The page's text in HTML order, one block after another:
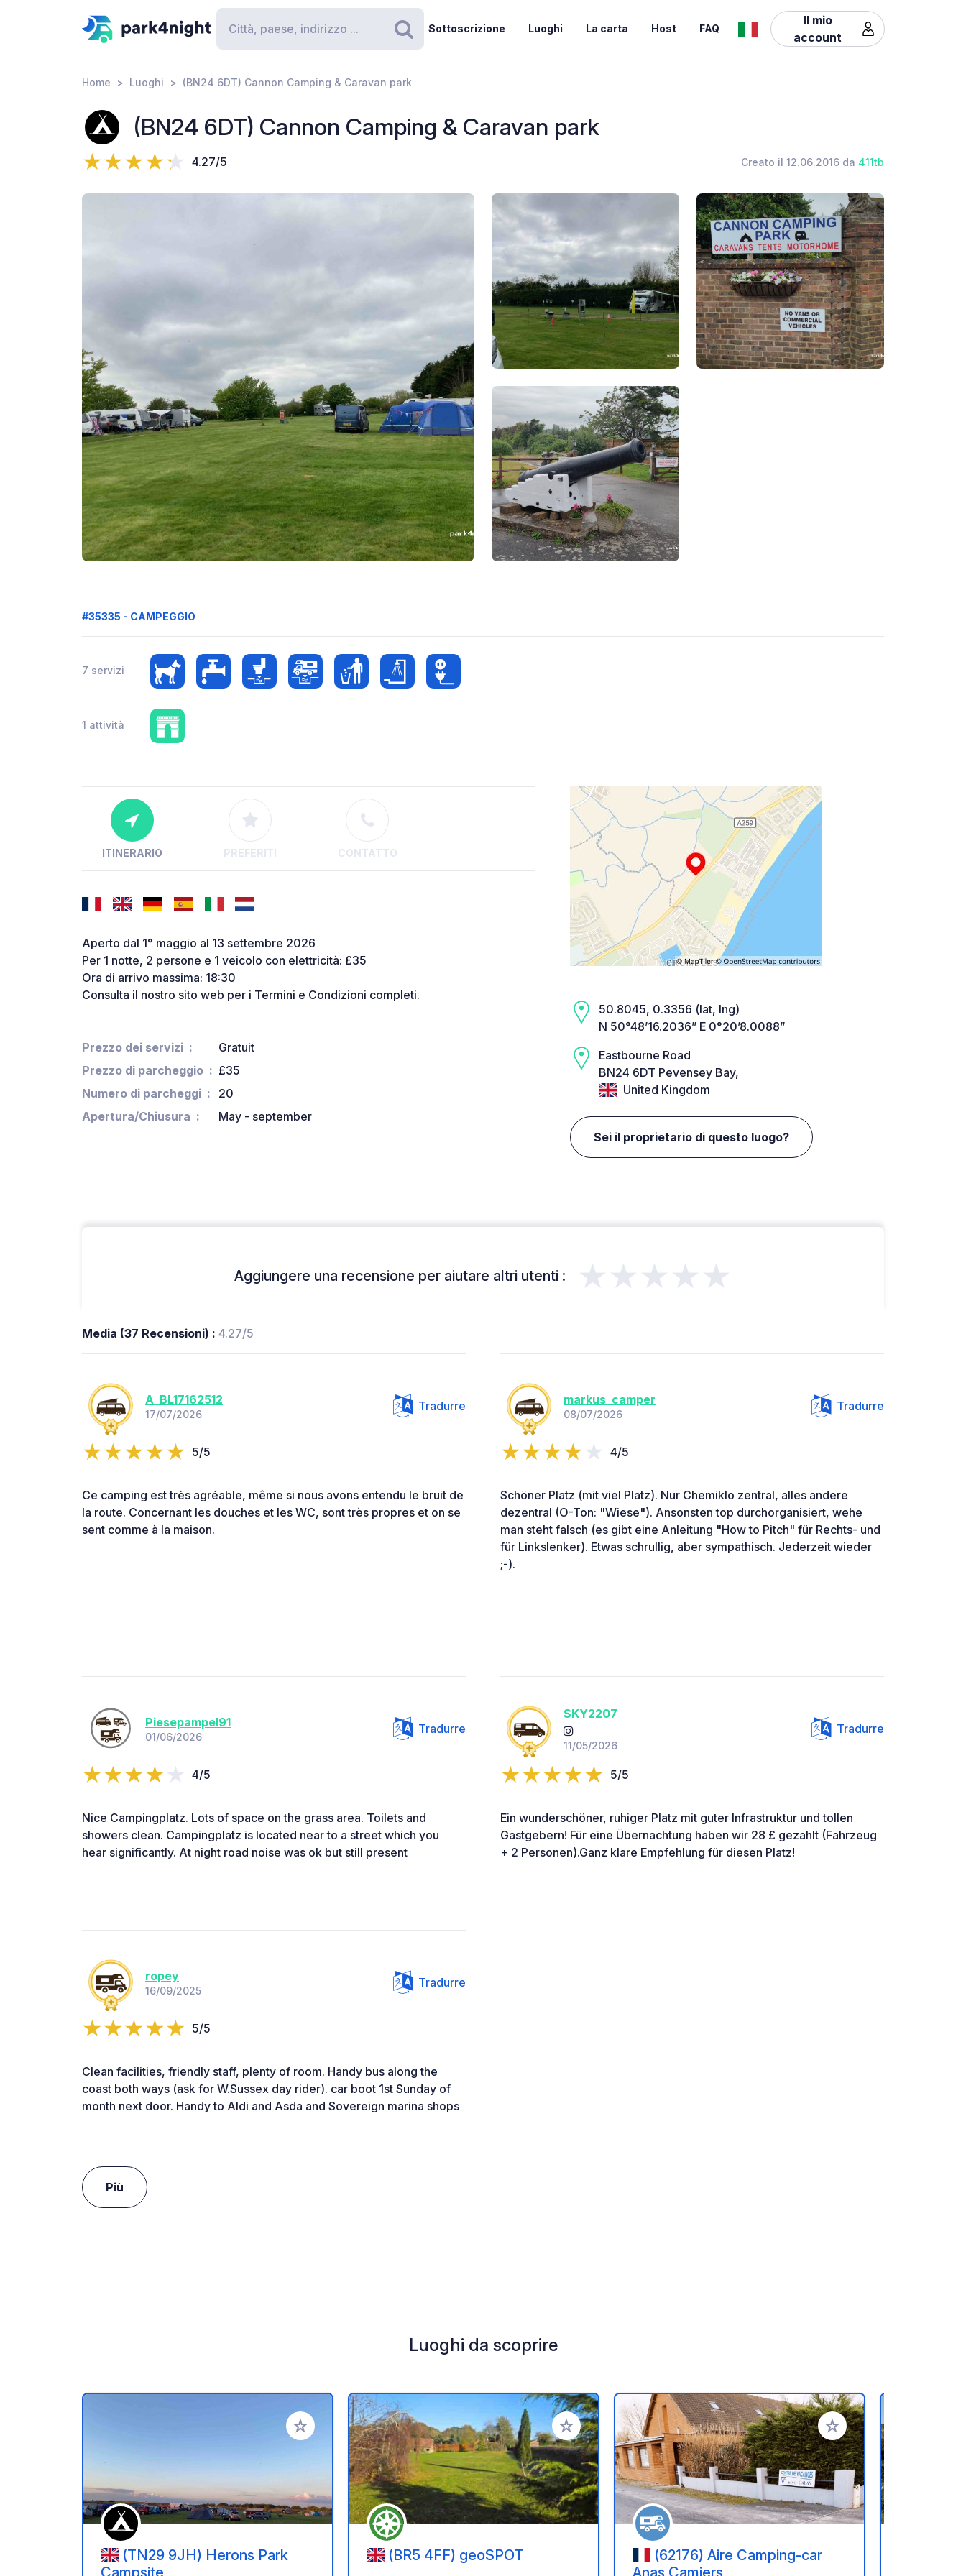
Ricerca
Sottoscrizione Luoghi La carta Host FAQ
Il mio
account
Home Luoghi (BN24 6DT) Cannon Camping & Caravan park
(BN24 6DT) Cannon Camping & Caravan park
4.27/5 Creato il 12.06.2016 da 411tb
#35335 - CAMPEGGIO
7 servizi
1 attività
ITINERARIO PREFERITI CONTATTO
Aperto dal 1° maggio al 13 settembre 2026
Per 1 notte, 2 persone e 1 veicolo con elettricità: £35
Ora di arrivo massima: 18:30
Consulta il nostro sito web per i Termini e Condizioni completi.
Prezzo dei servizi
Gratuit
Prezzo di parcheggio
£35
Numero di parcheggi
20
Apertura/Chiusura
May - september
50.8045, 0.3356 (lat, lng)
N 50°48’16.2036” E 0°20’8.0088”
Eastbourne Road
BN24 6DT Pevensey Bay,
United Kingdom
Sei il proprietario di questo luogo?
Aggiungere una recensione per aiutare altri utenti : ★★★★★
Media (37 Recensioni) : 4.27/5
A_BL17162512
17/07/2026
Tradurre
5/5
Ce camping est très agréable, même si nous avons entendu le bruit de
la route. Concernant les douches et les WC, sont très propres et on se
sent comme à la maison.
markus_camper
08/07/2026
Tradurre
4/5
Schöner Platz (mit viel Platz). Nur Chemiklo zentral, alles andere
dezentral (O-Ton: "Wiese"). Ansonsten top durchorganisiert, wehe
man steht falsch (es gibt eine Anleitung "How to Pitch" für Rechts- und
für Linkslenker). Etwas schrullig, aber sympathisch. Jederzeit wieder
;-).
Piesepampel91
01/06/2026
Tradurre
4/5
Nice Campingplatz. Lots of space on the grass area. Toilets and
showers clean. Campingplatz is located near to a street which you
hear significantly. At night road noise was ok but still present
SKY2207
11/05/2026
Tradurre
5/5
Ein wunderschöner, ruhiger Platz mit guter Infrastruktur und tollen
Gastgebern! Für eine Übernachtung haben wir 28 £ gezahlt (Fahrzeug
+ 2 Personen).Ganz klare Empfehlung für diesen Platz!
ropey
16/09/2025
Tradurre
5/5
Clean facilities, friendly staff, plenty of room. Handy bus along the
coast both ways (ask for W.Sussex day rider). car boot 1st Sunday of
month next door. Handy to Aldi and Asda and Sovereign marina shops
Più
Luoghi da scoprire
Aggiungi ai tuoi preferiti
(TN29 9JH) Herons Park
Campsite
Aggiungi ai tuoi preferiti
(BR5 4FF) geoSPOT
Aggiungi ai tuoi preferiti
(62176) Aire Camping-car
Anas Camiers